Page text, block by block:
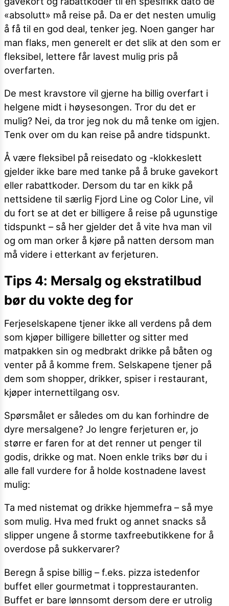
«absolutt» må reise på. Da er det nesten umulig
å få til en god deal, tenker jeg. Noen ganger har
man flaks, men generelt er det slik at den som er
fleksibel, lettere får lavest mulig pris på
overfarten.
De mest kravstore vil gjerne ha billig overfart i
helgene midt i høysesongen. Tror du det er
mulig? Nei, da tror jeg nok du må tenke om igjen.
Tenk over om du kan reise på andre tidspunkt.
Å være fleksibel på reisedato og -klokkeslett
gjelder ikke bare med tanke på å bruke gavekort
eller rabattkoder. Dersom du tar en kikk på
nettsidene til særlig Fjord Line og Color Line, vil
du fort se at det er billigere å reise på ugunstige
tidspunkt – så her gjelder det å vite hva man vil
og om man orker å kjøre på natten dersom man
må videre i etterkant av ferjeturen.
Tips 4: Mersalg og ekstratilbud
bør du vokte deg for
Ferjeselskapene tjener ikke all verdens på dem
som kjøper billigere billetter og sitter med
matpakken sin og medbrakt drikke på båten og
venter på å komme frem. Selskapene tjener på
dem som shopper, drikker, spiser i restaurant,
kjøper internettilgang osv.
Spørsmålet er således om du kan forhindre de
dyre mersalgene? Jo lengre ferjeturen er, jo
større er faren for at det renner ut penger til
godis, drikke og mat. Noen enkle triks bør du i
alle fall vurdere for å holde kostnadene lavest
mulig:
Ta med nistemat og drikke hjemmefra – så mye
som mulig. Hva med frukt og annet snacks så
slipper ungene å storme taxfreebutikkene for å
overdose på sukkervarer?
Beregn å spise billig – f.eks. pizza istedenfor
buffet eller gourmetmat i topprestauranten.
Buffet er bare lønnsomt dersom dere er utrolig